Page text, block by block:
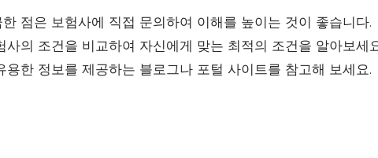
점은 보험사에 직접 문의하여 이해를 높이는 것이 좋습니다.
사의 조건을 비교하여 자신에게 맞는 최적의 조건을 알아보세
용한 정보를 제공하는 블로그나 포털 사이트를 참고해 보세요.